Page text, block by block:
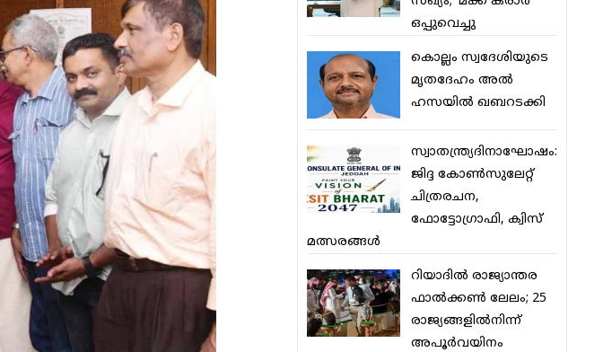
ഒപ്പുവെച്ചു
കൊല്ലം സ്വദേശിയുടെ
മൃതദേഹം അല്‍
ഹസയില്‍ ഖബറടക്കി
സ്വാതന്ത്ര്യദിനാഘോഷം:
ജിദ്ദ കോണ്‍സുലേറ്റ്
ചിത്രരചന,
ഫോട്ടോഗ്രാഫി, ക്വിസ്
മത്സരങ്ങള്‍
റിയാദില്‍ രാജ്യാന്തര
ഫാല്‍ക്കണ്‍ ലേലം; 25
രാജ്യങ്ങളില്‍നിന്ന്
അപൂര്‍വയിനം